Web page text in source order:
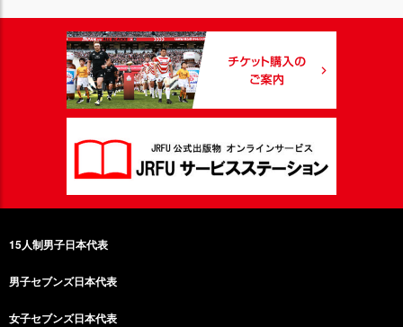
15人制男子日本代表
男子セブンズ日本代表
女子セブンズ日本代表